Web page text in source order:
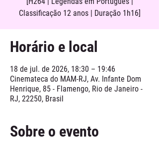
Classificação 12 anos | Duração 1h16]
Horário e local
18 de jul. de 2026, 18:30 – 19:46
Cinemateca do MAM-RJ, Av. Infante Dom
Henrique, 85 - Flamengo, Rio de Janeiro -
RJ, 22250, Brasil
Sobre o evento